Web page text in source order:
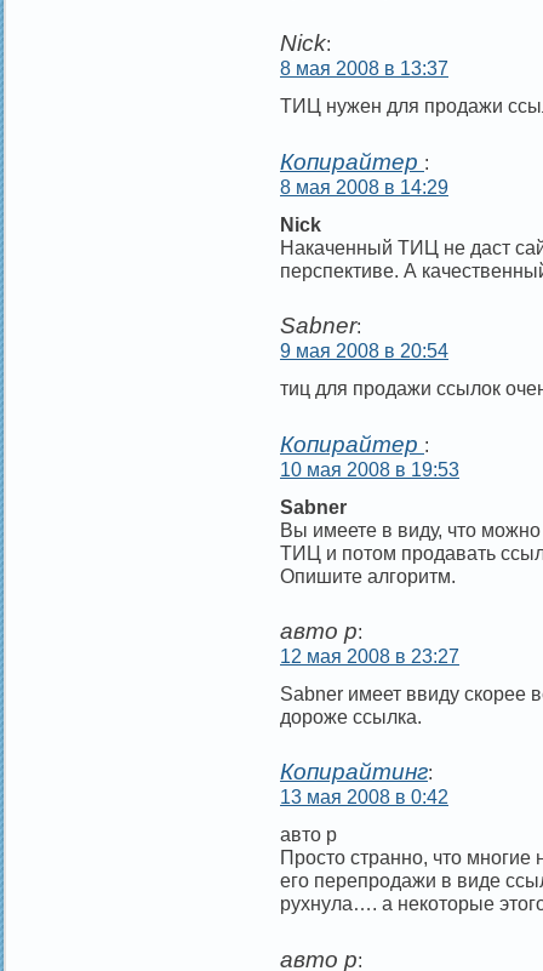
Nick:
8 мая 2008 в 13:37
ТИЦ нужен для продажи
Копирайтер :
8 мая 2008 в 14:29
Nick
Накаченный ТИЦ не даст
перспективе. А
Sabner:
9 мая 2008 в 20:54
тиц для продажи ссылок
Копирайтер :
10 мая 2008 в 19:53
Sabner
Вы имеете в виду, что можно
ТИЦ и потом продавать
Опишите алгоритм.
авто р:
12 мая 2008 в 23:27
Sabner имеет ввиду скорее
дороже ссылка.
Копирайтинг:
13 мая 2008 в 0:42
авто р
Просто странно, что
его перепродажи в виде
рухнула…. а некоторые
авто р: